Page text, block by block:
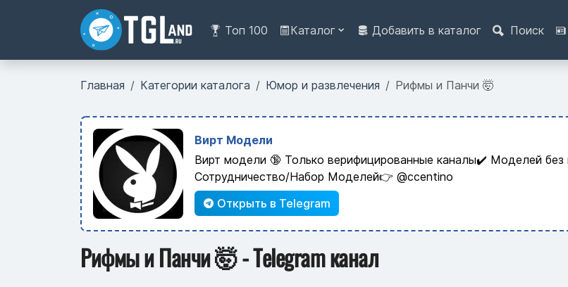
Топ 100 Каталог Добавить в каталог Поиск
Главная Категории каталога Юмор и развлечения Рифмы и Панчи 🤯
Вирт Модели
Вирт модели 🔞 Только верифицированные каналы✔️ Моделей
Сотрудничество/Набор Моделей👉 @ccentino
Открыть в Telegram
Рифмы и Панчи 🤯 - Telegram канал